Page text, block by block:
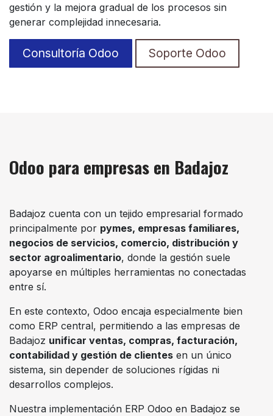
gestión y la mejora gradual de los procesos sin
generar complejidad innecesaria.
Consultoría Odoo Soporte Odoo
Odoo para empresas en Badajoz
Badajoz cuenta con un tejido empresarial formado
principalmente por pymes, empresas familiares,
negocios de servicios, comercio, distribución y
sector agroalimentario, donde la gestión suele
apoyarse en múltiples herramientas no conectadas
entre sí.
En este contexto, Odoo encaja especialmente bien
como ERP central, permitiendo a las empresas de
Badajoz unificar ventas, compras, facturación,
contabilidad y gestión de clientes en un único
sistema, sin depender de soluciones rígidas ni
desarrollos complejos.
Nuestra implementación ERP Odoo en Badajoz se